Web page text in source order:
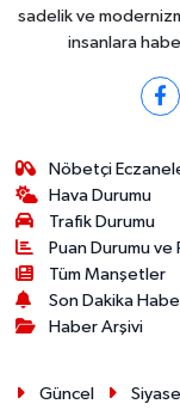
sadelik ve
insanlara
Nöbetçi
Hava Durumu
Trafik Durumu
Puan Durumu ve
Tüm Manşetler
Son Dakika
Haber Arşivi
Güncel